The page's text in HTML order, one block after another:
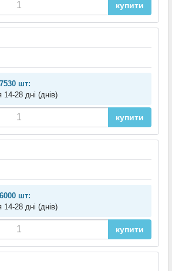
купити
шт:
14-28 дні (днів)
купити
шт:
14-28 дні (днів)
купити